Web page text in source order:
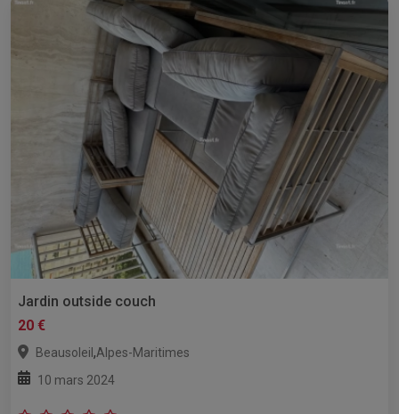
Jardin outside couch
20 €
Beausoleil ,Alpes-Maritimes
10 mars 2024